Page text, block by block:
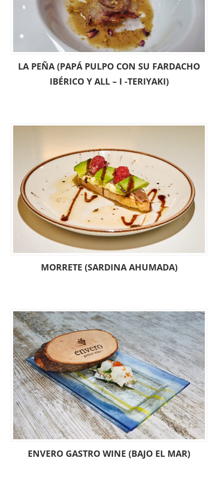
LA PEÑA (PAPÁ PULPO CON SU FARDACHO
IBÉRICO Y ALL – I -TERIYAKI)
MORRETE (SARDINA AHUMADA)
ENVERO GASTRO WINE (BAJO EL MAR)